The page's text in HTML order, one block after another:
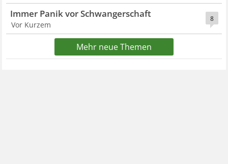
8
Immer Panik vor Schwangerschaft
Vor Kurzem
Mehr neue Themen